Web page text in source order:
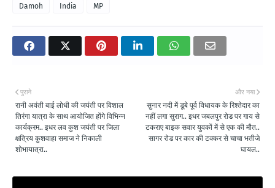
Damoh India MP
और नया
सुनार नदी में डूबे पूर्व विधायक के रिश्तेदार का
नहीं लगा सुराग.. इधर जबलपुर रोड पर गाय से
टकराए बाइक सवार युवकों में से एक की मौत..
सागर रोड पर कार की टक्कर से चाचा भतीजे
घायल..
पुराने
रानी अवंती बाई लोधी की जयंती पर विशाल
तिरंगा यात्रा के साथ आयोजित होंगे विभिन्न
कार्यक्रम.. इधर लव कुश जयंती पर जिला
क्षत्रिय कुशवाहा समाज ने निकाली
शोभायात्रा..